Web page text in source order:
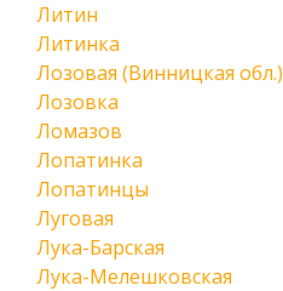
Литин
Литинка
Лозовая (Винницкая обл.)
Лозовка
Ломазов
Лопатинка
Лопатинцы
Луговая
Лука-Барская
Лука-Мелешковская